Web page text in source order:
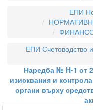
ЕПИ
ЕПИ Счетоводство
Наредба № H-1 от
изисквания и
органи върху